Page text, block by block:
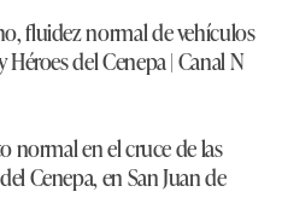
fluidez normal de vehículos
Héroes del Cenepa | Canal N
normal en el cruce de las
Cenepa, en San Juan de